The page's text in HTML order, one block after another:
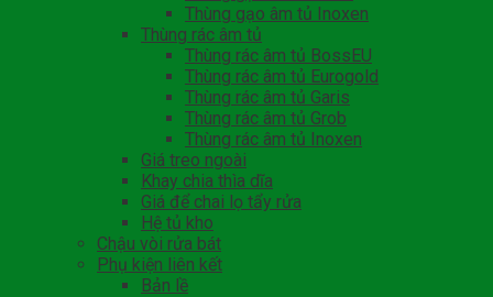
Thùng gạo âm tủ Inoxen
Thùng rác âm tủ
Thùng rác âm tủ BossEU
Thùng rác âm tủ Eurogold
Thùng rác âm tủ Garis
Thùng rác âm tủ Grob
Thùng rác âm tủ Inoxen
Giá treo ngoài
Khay chia thìa dĩa
Giá để chai lọ tẩy rửa
Hệ tủ kho
Chậu vòi rửa bát
Phụ kiện liên kết
Bản lề